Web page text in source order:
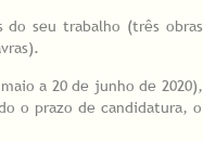
do seu trabalho (três obras
a 20 de junho de 2020),
o prazo de candidatura, o